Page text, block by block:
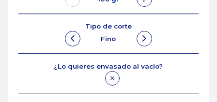
Tipo de corte
Fino
¿Lo quieres envasado al vacío?